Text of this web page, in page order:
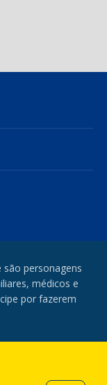
personagens
médicos e
por fazerem